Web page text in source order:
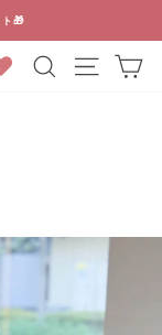
🎁
検索結果 カ